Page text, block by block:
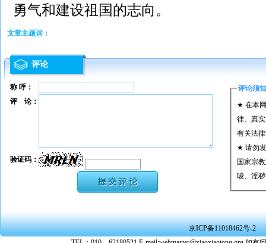
勇气和建设祖国的志向。
文章主题词：
评论
称 呼： 评论须知
★ 在本
律、真
有关法
★ 请勿
国家宗
唆、淫
★ 承担
★ 在本
转载、
评 论：
验证码：
京ICP备11018462号-2